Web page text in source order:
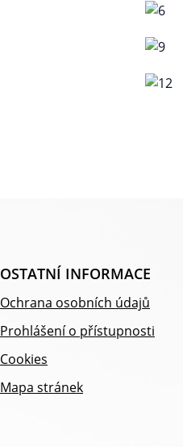
OSTATNÍ INFORMACE
Ochrana osobních údajů
Prohlášení o přístupnosti
Cookies
Mapa stránek